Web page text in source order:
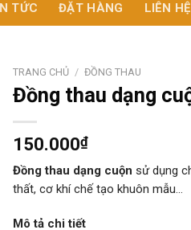
TỨC ĐẶT HÀNG LIÊN HỆ
TRANG CHỦ / ĐỒNG THAU
Đồng thau dạng
150.000₫
Đồng thau dạng cuộn sử dụng
thất, cơ khí chế tạo khuôn mẫu…
Mô tả chi tiết